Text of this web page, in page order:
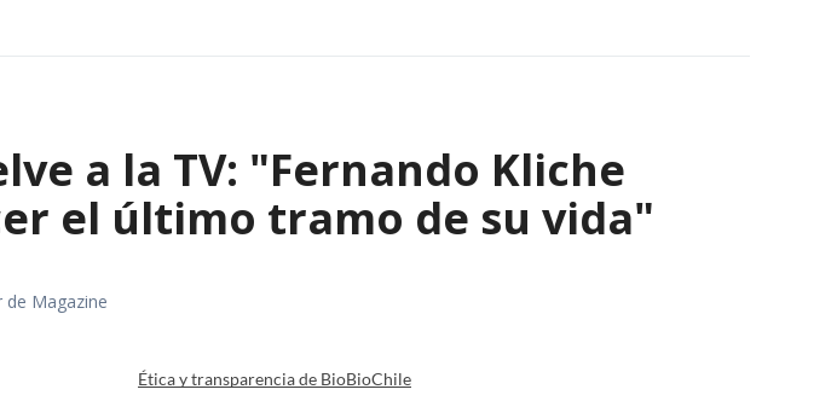
a la TV: "Fernando Kliche
el último tramo de su vida"
de Magazine
Ética y transparencia de BioBioChile